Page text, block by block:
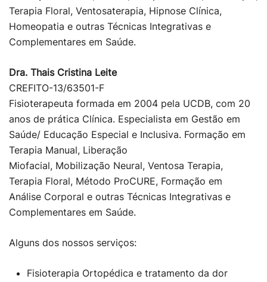
Terapia Floral, Ventosaterapia, Hipnose Clínica,
Homeopatia e outras Técnicas Integrativas e
Complementares em Saúde.
Dra. Thais Cristina Leite
CREFITO-13/63501-F
Fisioterapeuta formada em 2004 pela UCDB, com 20
anos de prática Clínica. Especialista em Gestão em
Saúde/ Educação Especial e Inclusiva. Formação em
Terapia Manual, Liberação
Miofacial, Mobilização Neural, Ventosa Terapia,
Terapia Floral, Método ProCURE, Formação em
Análise Corporal e outras Técnicas Integrativas e
Complementares em Saúde.
Alguns dos nossos serviços:
Fisioterapia Ortopédica e tratamento da dor